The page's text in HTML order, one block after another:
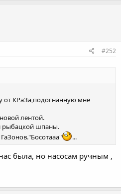
#252
от КРаЗа,подогнанную мне
лентой.
рыбацкой шпаны.
...
была, но насосам ручным ,